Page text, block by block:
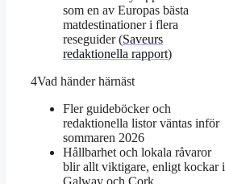
som en av Europas bästa
matdestinationer i flera
reseguider (Saveurs
redaktionella rapport)
4Vad händer härnäst
Fler guideböcker och
redaktionella listor väntas inför
sommaren 2026
Hållbarhet och lokala råvaror
blir allt viktigare, enligt kockar i
Galway och Cork